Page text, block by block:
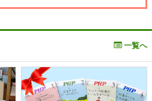
一覧へ